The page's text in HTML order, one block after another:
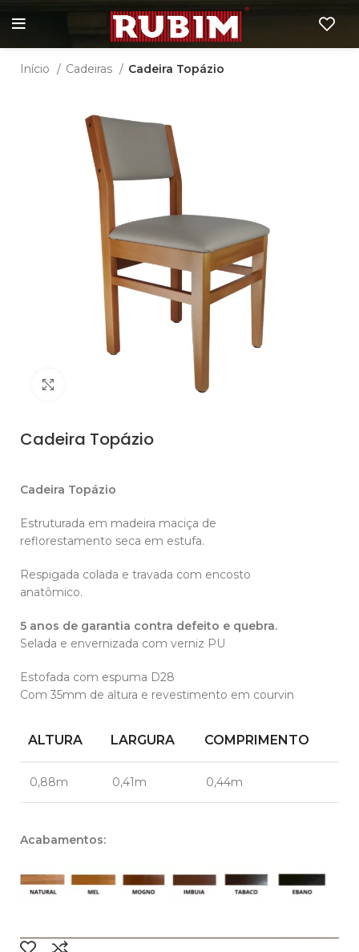
Início Cadeiras Cadeira Topázio
Cadeira Topázio
Cadeira Topázio
Estruturada em madeira maciça de
reflorestamento seca em estufa.
Respigada colada e travada com encosto
anatômico.
5 anos de garantia contra defeito e quebra.
Selada e envernizada com verniz PU
Estofada com espuma D28
Com 35mm de altura e revestimento em courvin
ALTURA LARGURA COMPRIMENTO
0,88m 0,41m 0,44m
Acabamentos: